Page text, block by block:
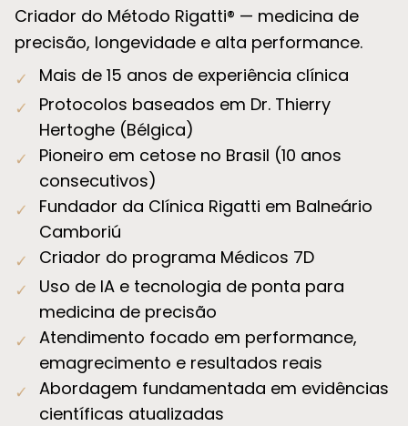
Criador do Método Rigatti® — medicina de
precisão, longevidade e alta performance.
✓
Mais de 15 anos de experiência clínica
✓
Protocolos baseados em Dr. Thierry
Hertoghe (Bélgica)
✓
Pioneiro em cetose no Brasil (10 anos
consecutivos)
✓
Fundador da Clínica Rigatti em Balneário
Camboriú
✓
Criador do programa Médicos 7D
✓
Uso de IA e tecnologia de ponta para
medicina de precisão
✓ Atendimento focado em performance,
emagrecimento e resultados reais
✓ Abordagem fundamentada em evidências
científicas atualizadas